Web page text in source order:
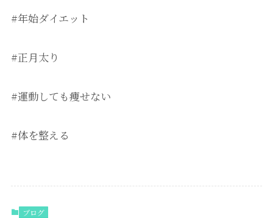
#年始ダイエット
#正月太り
#運動しても痩せない
#体を整える
ブログ